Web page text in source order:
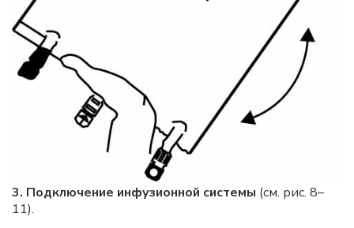
3. Подключение инфузионной системы (см. рис. 8–
11).